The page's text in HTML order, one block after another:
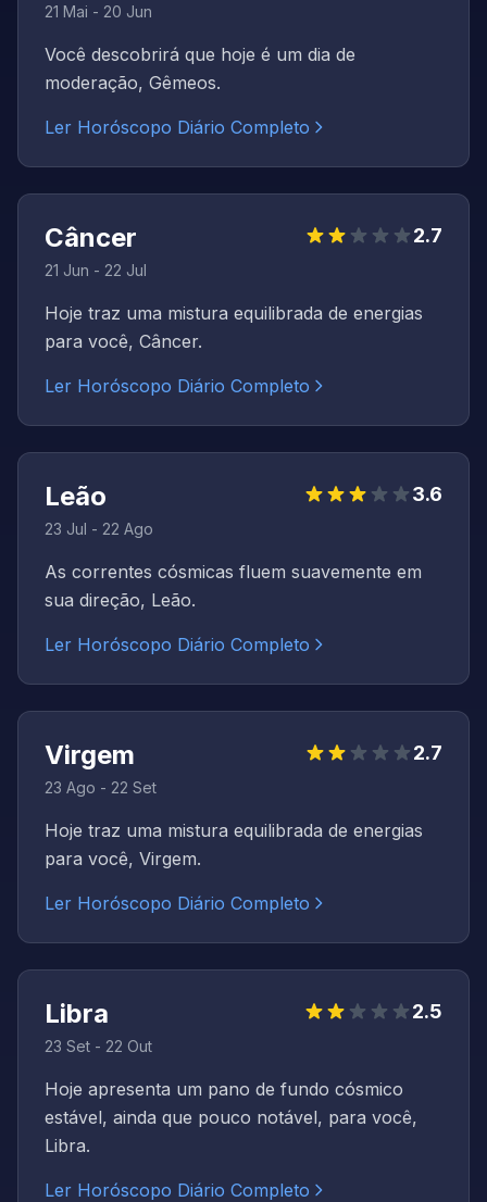
21 Mai - 20 Jun
Você descobrirá que hoje é um dia de
moderação, Gêmeos.
Ler Horóscopo Diário Completo
Câncer
21 Jun - 22 Jul
2.7
Hoje traz uma mistura equilibrada de energias
para você, Câncer.
Ler Horóscopo Diário Completo
Leão
23 Jul - 22 Ago
3.6
As correntes cósmicas fluem suavemente em
sua direção, Leão.
Ler Horóscopo Diário Completo
Virgem
23 Ago - 22 Set
2.7
Hoje traz uma mistura equilibrada de energias
para você, Virgem.
Ler Horóscopo Diário Completo
Libra
23 Set - 22 Out
2.5
Hoje apresenta um pano de fundo cósmico
estável, ainda que pouco notável, para você,
Libra.
Ler Horóscopo Diário Completo